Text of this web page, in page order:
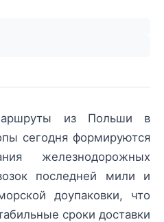
из Польши в
сегодня формируются
железнодорожных
последней мили и
доупаковки, что
сроки доставки